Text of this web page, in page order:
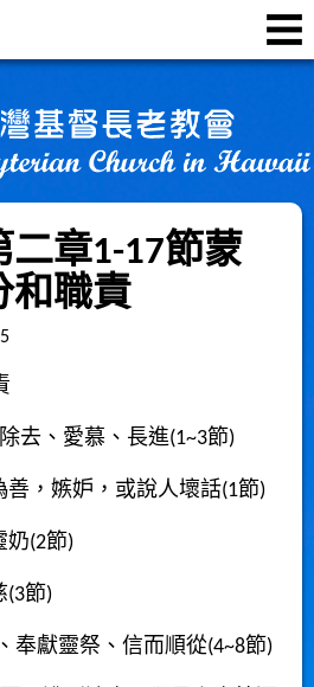
二章1-17節蒙
和職責
除去 、愛慕、長進(1~3節)
善，嫉妒，或說人壞話(1節)
奶(2節)
(3節)
奉獻靈祭、信而順從(4~8節)